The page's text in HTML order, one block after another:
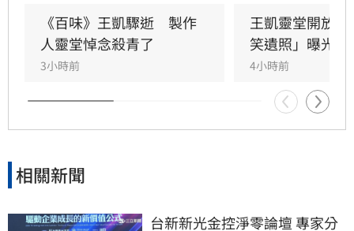
助，演藝圈大姐大邱瓈寬展現義氣，主動承擔治
喪事宜並指派Jeff全程留守，陪伴王凱走完人生
最後一程。這場深厚的兄弟情誼與邱瓈寬的溫暖
義舉，成為家屬在面臨驟變時最堅強的後盾，各
界也紛紛對這
《百味》王凱驟逝　製作
人靈堂悼念殺青了
3小時前
王凱靈堂開放
笑遺照」曝光
4小時前
相關新聞
台新新光金控淨零論壇 專家分